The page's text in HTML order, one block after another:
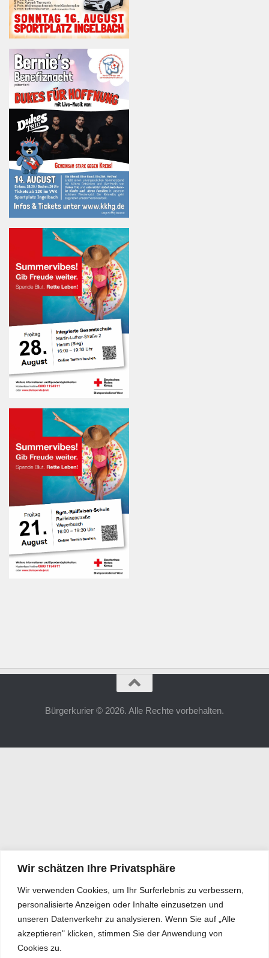
Wir schätzen Ihre Privatsphäre
Wir verwenden Cookies, um Ihr Surferlebnis zu verbessern,
personalisierte Anzeigen oder Inhalte einzusetzen und
unseren Datenverkehr zu analysieren. Wenn Sie auf „Alle
akzeptieren" klicken, stimmen Sie der Anwendung von
Cookies zu.
Bürgerkurier © 2026. Alle Rechte vorbehalten.